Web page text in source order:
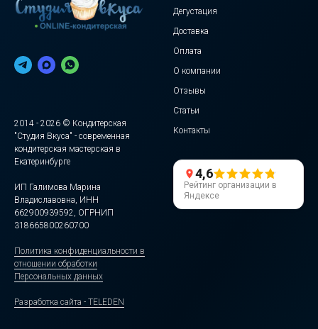
2014 - 2026 © Кондитерская
"Студия Вкуса" - современная
кондитерская мастерская в
Екатеринбурге
ИП Галимова Марина
Владиславовна, ИНН
662900939592, ОГРНИП
318665800260700
Политика конфиденциальности в
отношении обработки
Персональных данных
Разработка сайта - TELEDEN
Дегустация
Доставка
Оплата
О компании
Отзывы
Статьи
Контакты
4,6
Рейтинг организации в
Яндексе